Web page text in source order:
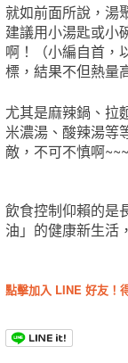
就如前面所說，湯
建議用小湯匙或小
啊！（小編自首，
標，結果不但熱量
尤其是麻辣鍋、拉
米濃湯、酸辣湯等
敵，不可不慎啊
飲食控制仰賴的是
油」的健康新生活
點擊加入 LINE 好友！